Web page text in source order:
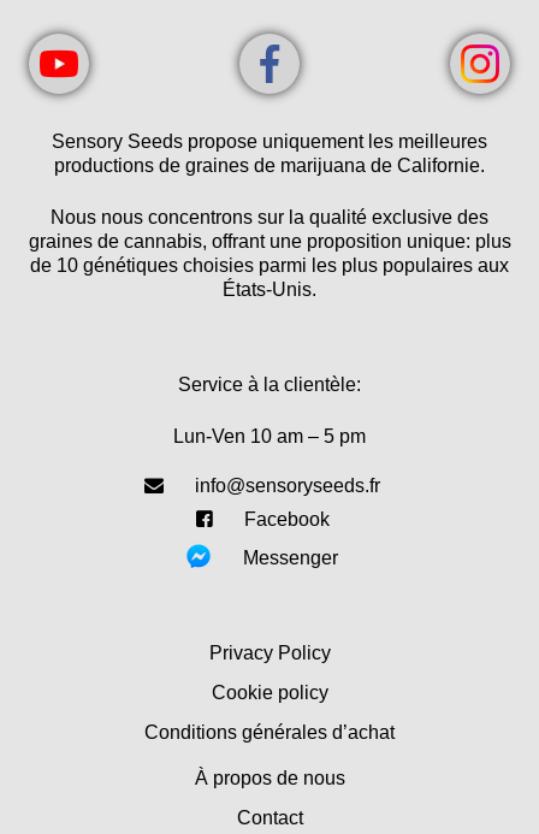
Sensory Seeds propose uniquement les meilleures
productions de graines de marijuana de Californie.
Nous nous concentrons sur la qualité exclusive des
graines de cannabis, offrant une proposition unique: plus
de 10 génétiques choisies parmi les plus populaires aux
États-Unis.
Service à la clientèle:
Lun-Ven 10 am – 5 pm
info@sensoryseeds.fr
Facebook
Messenger
Privacy Policy
Cookie policy
Conditions générales d’achat
À propos de nous
Contact